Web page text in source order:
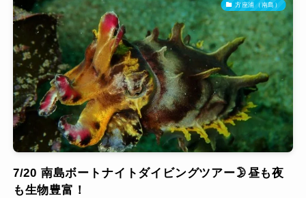
方座浦（南島）
7/20 南島ボートナイトダイビングツアー🌛昼も夜
も生物豊富！